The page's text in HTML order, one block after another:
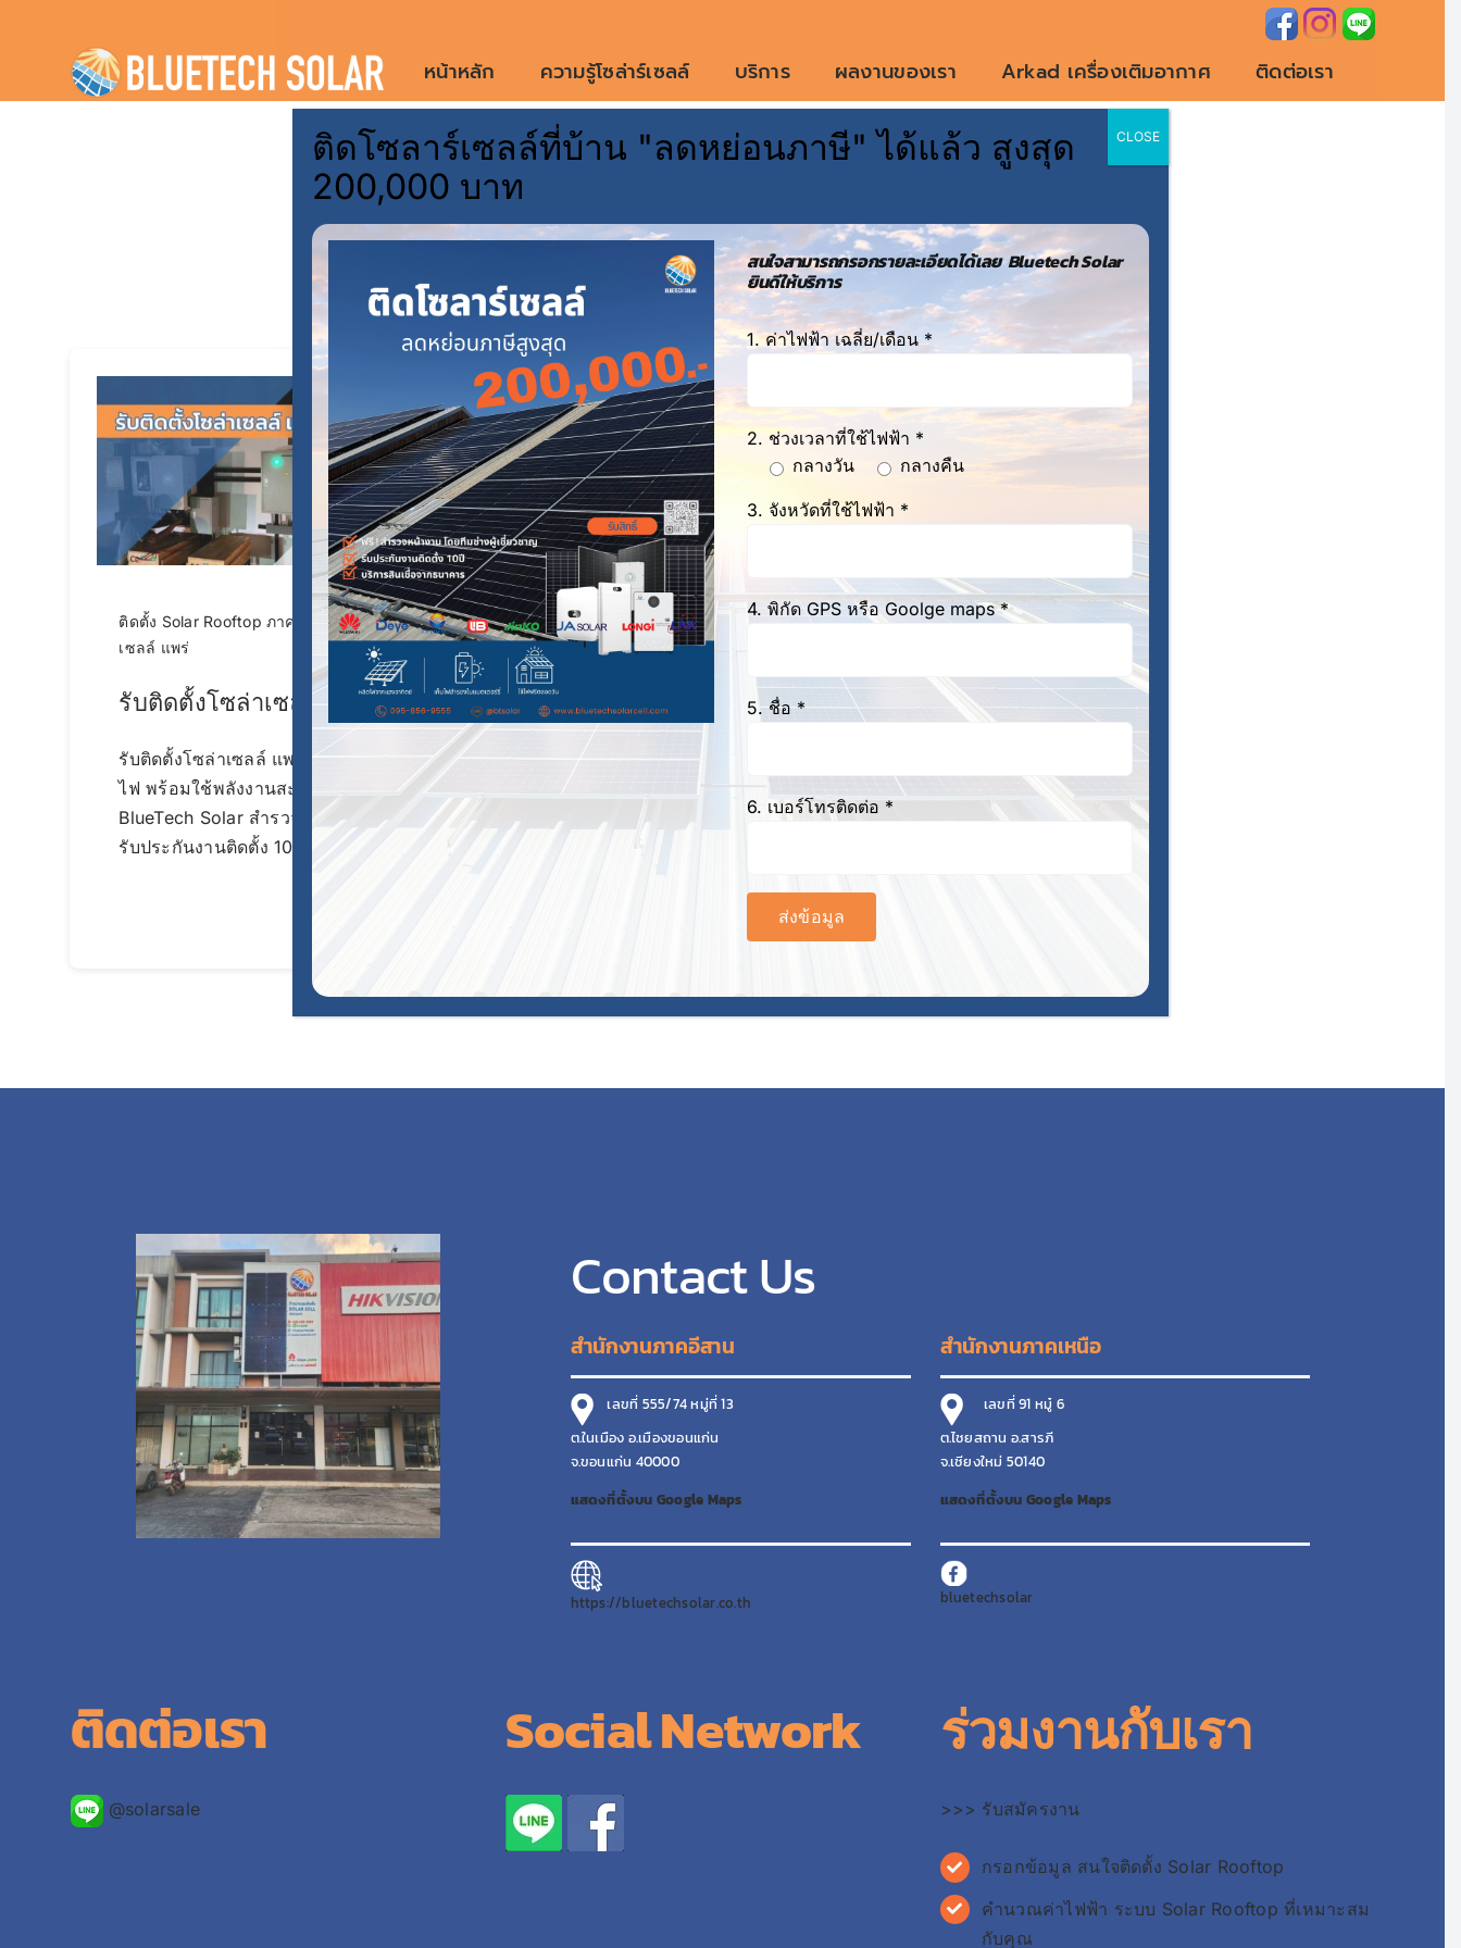
หน้าหลัก ความรู้โซล่าร์เซลล์ บริการ ผลงานของเรา Arkad เครื่องเติมอากาศ ติดต่อเรา
รับติดตั้งโซล่าเซลล์ แพร่
1 item items
ติดตั้ง Solar Rooftop ภาคเหนือ,โซล่า
เซลล์ แพร่
รับติดตั้งโซล่าเซลล์ แพร่
รับติดตั้งโซล่าเซลล์ แพร่ – ประหยัดค่า
ไฟ พร้อมใช้พลังงานสะอาดกับ
BlueTech Solar สำรวจหน้างานฟรี
รับประกันงานติดตั้ง 10 [...]
Contact Us
สำนักงานภาคอีสาน
เลขที่ 555/74 หมู่ที่ 13
ต.ในเมือง อ.เมืองขอนแก่น
จ.ขอนแก่น 40000
แสดงที่ตั้งบน Google Maps
https://bluetechsolar.co.th
สำนักงานภาคเหนือ
เลขที่ 91 หมู๋ 6
ต.ไชยสถาน อ.สารภี
จ.เชียงใหม่ 50140
แสดงที่ตั้งบน Google Maps
bluetechsolar
ติดต่อเรา
@solarsale
Social Network ร่วมงานกับเรา
>>> รับสมัครงาน
กรอกข้อมูล สนใจติดตั้ง Solar Rooftop
คำนวณค่าไฟฟ้า ระบบ Solar Rooftop ที่เหมาะสม
กับคุณ
ติดโซลาร์เซลล์ที่บ้าน "ลดหย่อนภาษี" ได้แล้ว สูงสุด
200,000 บาท
สนใจสามารถกรอกรายละเอียดได้เลย Bluetech Solar
ยินดีให้บริการ
1. ค่าไฟฟ้า เฉลี่ย/เดือน *
2. ช่วงเวลาที่ใช้ไฟฟ้า *
กลางวัน
กลางคืน
3. จังหวัดที่ใช้ไฟฟ้า *
4. พิกัด GPS หรือ Goolge maps *
5. ชื่อ *
6. เบอร์โทรติดต่อ *
CLOSE